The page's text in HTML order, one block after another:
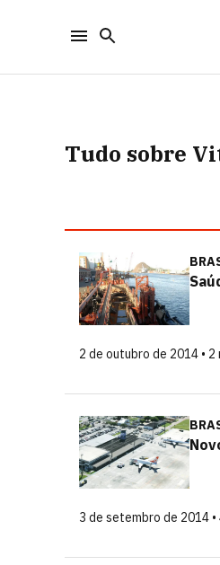
Tudo sobre
2 de outubro de 2014 •
3 de setembro de 2014